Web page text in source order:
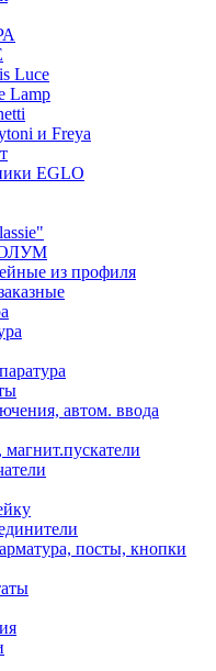
Luce
Lamp
и Freya
EGLO
из профиля
автом. ввода
посты, кнопки